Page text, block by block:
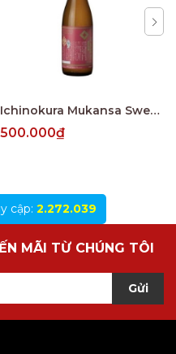
Ichinokura Mukansa Sweet Honjozo
500.000₫
cập: 2.272.039
MÃI TỪ CHÚNG TÔI
Gửi